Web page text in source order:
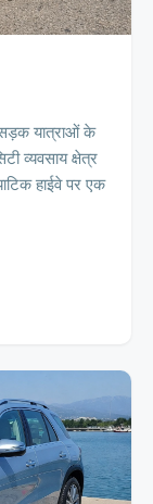
सड़क यात्राओं के
व्यवसाय क्षेत्र
हाईवे पर एक